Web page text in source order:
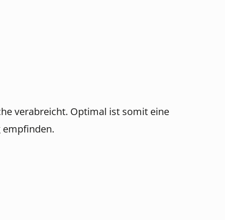
verabreicht. Optimal ist somit eine
empfinden.